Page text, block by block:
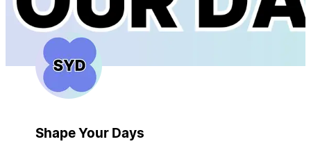
Shape Your Days